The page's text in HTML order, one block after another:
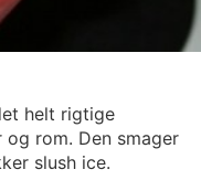
helt rigtige
rom. Den smager
slush ice.